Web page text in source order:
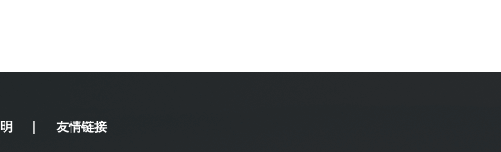
|
友情链接